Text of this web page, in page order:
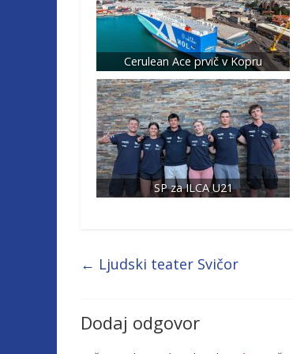
Cerulean Ace prvič v Kopru
SP za ILCA U21
← Ljudski teater Svičor
Dodaj odgovor